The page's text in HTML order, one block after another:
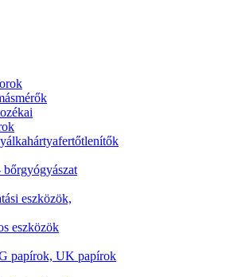
eszközök,
eszközök
papírok, UK papírok